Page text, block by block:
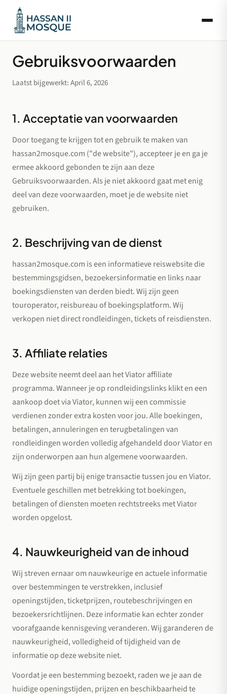
Gebruiksvoorwaarden
Laatst bijgewerkt: April 6, 2026
1. Acceptatie van voorwaarden
Door toegang te krijgen tot en gebruik te maken van
hassan2mosque.com ("de website"), accepteer je en ga je
ermee akkoord gebonden te zijn aan deze
Gebruiksvoorwaarden. Als je niet akkoord gaat met enig
deel van deze voorwaarden, moet je de website niet
gebruiken.
2. Beschrijving van de dienst
hassan2mosque.com is een informatieve reiswebsite die
bestemmingsgidsen, bezoekersinformatie en links naar
boekingsdiensten van derden biedt. Wij zijn geen
touroperator, reisbureau of boekingsplatform. Wij
verkopen niet direct rondleidingen, tickets of reisdiensten.
3. Affiliate relaties
Deze website neemt deel aan het Viator affiliate
programma. Wanneer je op rondleidingslinks klikt en een
aankoop doet via Viator, kunnen wij een commissie
verdienen zonder extra kosten voor jou. Alle boekingen,
betalingen, annuleringen en terugbetalingen van
rondleidingen worden volledig afgehandeld door Viator en
zijn onderworpen aan hun algemene voorwaarden.
Wij zijn geen partij bij enige transactie tussen jou en Viator.
Eventuele geschillen met betrekking tot boekingen,
betalingen of diensten moeten rechtstreeks met Viator
worden opgelost.
4. Nauwkeurigheid van de inhoud
Wij streven ernaar om nauwkeurige en actuele informatie
over bestemmingen te verstrekken, inclusief
openingstijden, ticketprijzen, routebeschrijvingen en
bezoekersrichtlijnen. Deze informatie kan echter zonder
voorafgaande kennisgeving veranderen. Wij garanderen de
nauwkeurigheid, volledigheid of tijdigheid van de
informatie op deze website niet.
Voordat je een bestemming bezoekt, raden we je aan de
huidige openingstijden, prijzen en beschikbaarheid te